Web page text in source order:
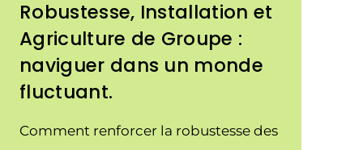
Robustesse, Installation et
Agriculture de Groupe :
naviguer dans un monde
fluctuant.
Comment renforcer la robustesse des